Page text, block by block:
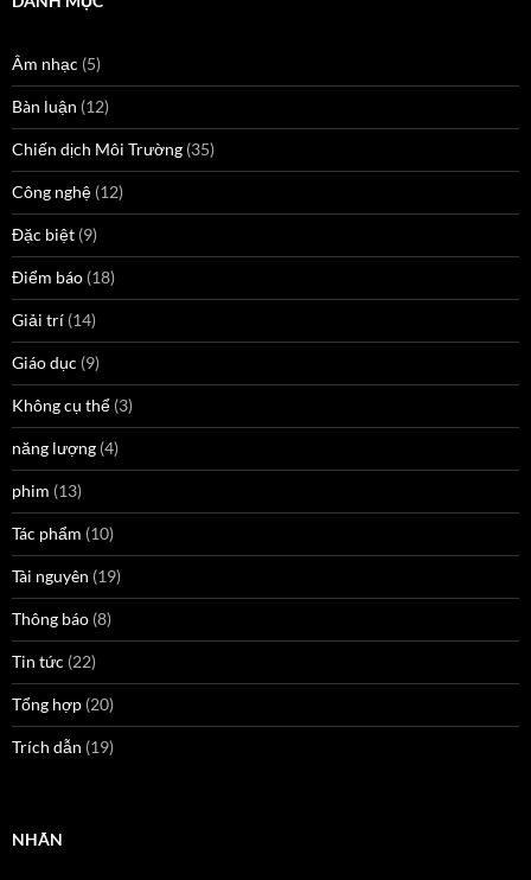
Âm nhạc (5)
Bàn luận (12)
Chiến dịch Môi Trường (35)
Công nghệ (12)
Đặc biệt (9)
Điểm báo (18)
Giải trí (14)
Giáo dục (9)
Không cụ thể (3)
năng lượng (4)
phim (13)
Tác phẩm (10)
Tài nguyên (19)
Thông báo (8)
Tin tức (22)
Tổng hợp (20)
Trích dẫn (19)
NHÃN